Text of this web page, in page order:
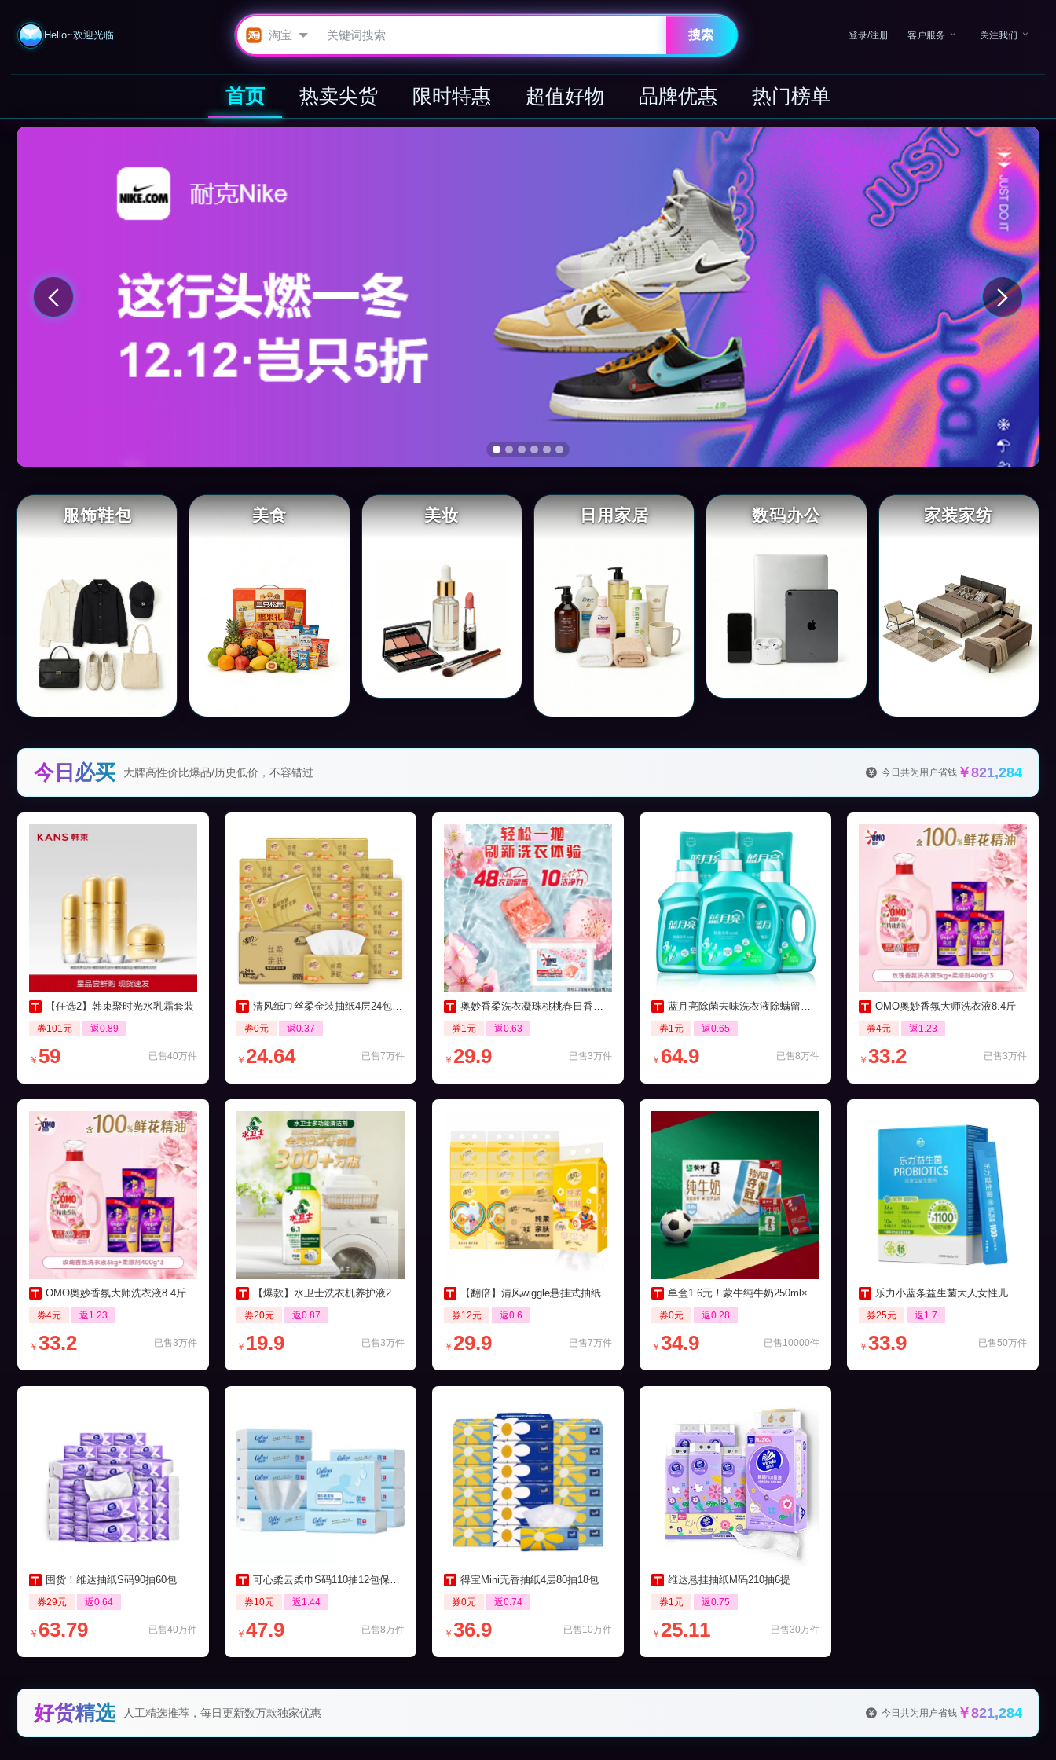
Hello~欢迎光临 搜索 登录/注册 客户服务 关注我们
首页 热卖尖货 限时特惠 超值好物 品牌优惠 热门榜单
 
服饰鞋包 美食 美妆 日用家居 数码办公 家装家纺
今日共为用户省钱 ￥821,284
今日必买 大牌高性价比爆品/历史低价，不容错过
【任选2】韩束聚时光水乳霜套装
券101元 返0.89
已售40万件
￥ 59
清风纸巾丝柔金装抽纸4层24包家用实惠装
券0元 返0.37
已售7万件
￥ 24.64
奥妙香柔洗衣凝珠桃桃春日香清香50颗
券1元 返0.63
已售3万件
￥ 29.9
蓝月亮除菌去味洗衣液除螨留香16斤
券1元 返0.65
已售8万件
￥ 64.9
OMO奥妙香氛大师洗衣液8.4斤
券4元 返1.23
已售3万件
￥ 33.2
OMO奥妙香氛大师洗衣液8.4斤
券4元 返1.23
已售3万件
￥ 33.2
【爆款】水卫士洗衣机养护液270ml*3瓶装
券20元 返0.87
已售3万件
￥ 19.9
【翻倍】清风wiggle悬挂式抽纸250抽10提
券12元 返0.6
已售7万件
￥ 29.9
单盒1.6元！蒙牛纯牛奶250ml×21包
券0元 返0.28
已售10000件
￥ 34.9
乐力小蓝条益生菌大人女性儿童肠胃肠道口腔
券25元 返1.7
已售50万件
￥ 33.9
囤货！维达抽纸S码90抽60包
券29元 返0.64
已售40万件
￥ 63.79
可心柔云柔巾S码110抽12包保湿柔纸巾
券10元 返1.44
已售8万件
￥ 47.9
得宝Mini无香抽纸4层80抽18包
券0元 返0.74
已售10万件
￥ 36.9
维达悬挂抽纸M码210抽6提
券1元 返0.75
已售30万件
￥ 25.11
今日共为用户省钱 ￥821,284
好货精选 人工精选推荐，每日更新数万款独家优惠